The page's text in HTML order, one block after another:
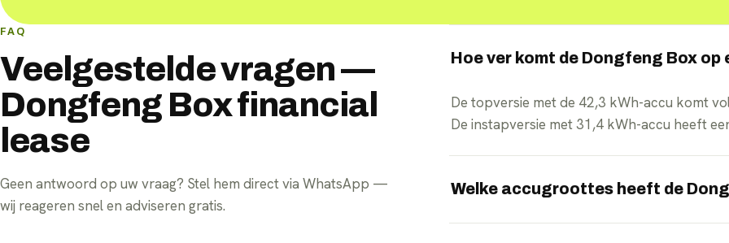
FAQ
Veelgestelde vragen —
Dongfeng Box financial
lease
Geen antwoord op uw vraag? Stel hem direct via WhatsApp —
wij reageren snel en adviseren gratis.
Hoe ver komt de Dongfeng Box op
De topversie met de 42,3 kWh-accu komt
De instapversie met 31,4 kWh-accu heeft
Welke accugroottes heeft de